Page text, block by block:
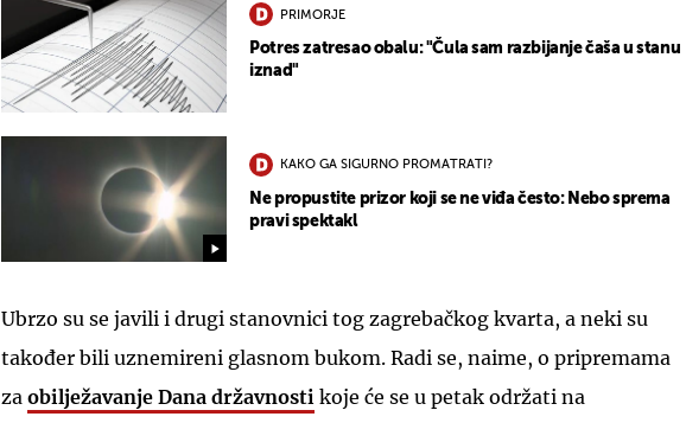
PRIMORJE
Potres zatresao obalu: "Čula sam razbijanje čaša u stanu
iznad"
KAKO GA SIGURNO PROMATRATI?
Ne propustite prizor koji se ne viđa često: Nebo sprema
pravi spektakl
Ubrzo su se javili i drugi stanovnici tog zagrebačkog kvarta, a neki su
također bili uznemireni glasnom bukom. Radi se, naime, o pripremama
za obilježavanje Dana državnosti koje će se u petak održati na